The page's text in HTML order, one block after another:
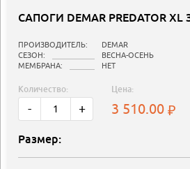
САПОГИ DEMAR PREDATOR
ПРОИЗВОДИТЕЛЬ:
DEMAR
СЕЗОН:
ВЕСНА-ОСЕНЬ
МЕМБРАНА:
НЕТ
Количество:
- +
Цена:
3 510.00
Размер: